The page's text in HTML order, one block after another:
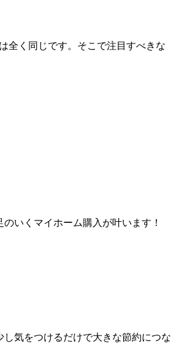
全く同じです。そこで注目すべきな
いくマイホーム購入が叶います！
気をつけるだけで大きな節約につな